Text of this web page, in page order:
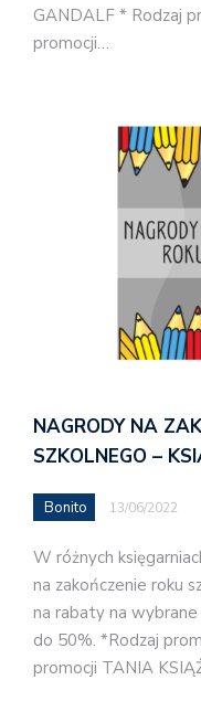
GANDALF * Rodzaj
promocji…
NAGRODY NA
SZKOLNEGO –
Bonito 13/06/2022
W różnych
na zakończenie roku
na rabaty na
do 50%. *Rodzaj
promocji TANIA